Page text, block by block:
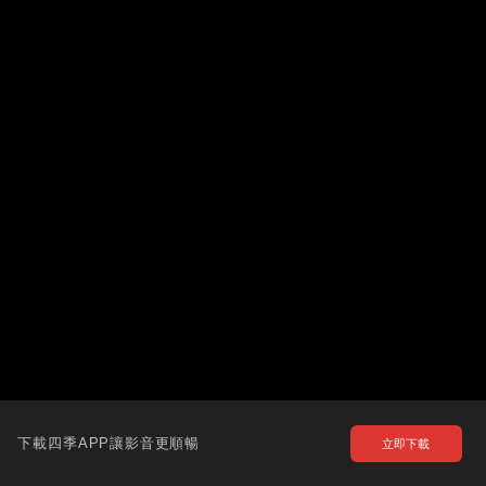
下載四季APP讓影音更順暢 立即下載